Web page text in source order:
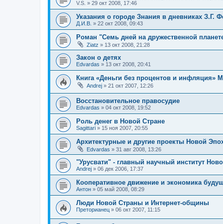
V.S. » 29 окт 2008, 17:46
Указания о городе Знания в дневниках З.Г.
Д.И.В. » 22 окт 2008, 09:43
Роман "Семь дней на дружественной
Ziatz » 13 окт 2008, 21:28
Закон о детях
Edvardas » 13 окт 2008, 20:41
Книга «Деньги без процентов и инфляция»
Andrej » 21 окт 2007, 12:26
Восстановительное правосудие
Edvardas » 04 окт 2008, 19:52
Роль денег в Новой Стране
Sagittari » 15 ноя 2007, 20:55
Архитектурные и другие проекты Новой
Edvardas » 31 авг 2008, 13:26
"Урусвати" - главный научный институт
Andrej » 06 дек 2006, 17:37
Кооперативное движение и экономика
Антон » 05 май 2008, 08:29
Люди Новой Страны и Интернет-общины
Преторианец » 06 окт 2007, 11:15